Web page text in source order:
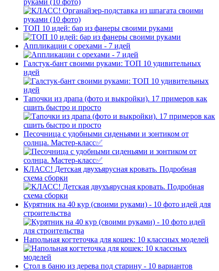
руками (10 фото)
ТОП 10 идей: бар из фанеры своими руками
Аппликации с орехами - 7 идей
Галстук-бант своими руками: ТОП 10 удивительных
идей
Тапочки из драпа (фото и выкройки). 17 примеров как
сшить быстро и просто
Песочница с удобными сиденьями и зонтиком от
солнца. Мастер-класс✅
КЛАСС! Детская двухъярусная кровать. Подробная
схема сборки
Курятник на 40 кур (своими руками) - 10 фото идей для
строительства
Напольная когтеточка для кошек: 10 классных моделей
Стол в баню из дерева под старину - 10 вариантов